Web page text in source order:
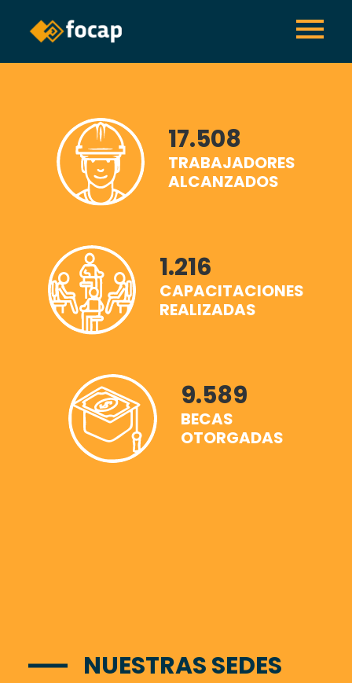
17.508
TRABAJADORES
ALCANZADOS
1.216
CAPACITACIONES
REALIZADAS
9.589
BECAS
OTORGADAS
NUESTRAS SEDES